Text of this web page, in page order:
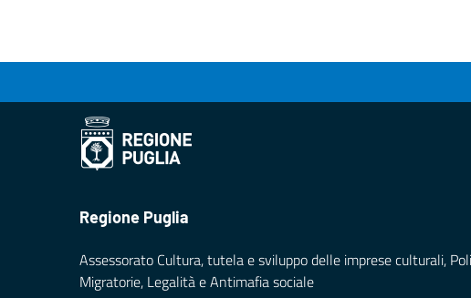
Regione Puglia
Assessorato Cultura, tutela e sviluppo delle imprese culturali,
Migratorie, Legalità e Antimafia sociale